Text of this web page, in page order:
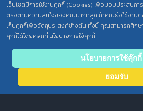
เว็บไซต์มีการใช้งานคุกกี้ (Cookies) เพื่อมอบประสบ
ตรงตามความสนใจของคุณมากที่สุด ถ้าคุณยังใช้งานต่
เก็บคุกกี้เพื่อวัตถุประสงค์ข้างต้น ทั้งนี้ คุณสามารถศึกษ
คุกกี้ได้โดยคลิกที่ นโยบายการใช้คุกกี้
นโยบายการใช้คุ๊กกี้
ยอมรับ
นโยบายการคุ้มครองข้อมูลส่วน
ประกาศความเป็นส่วนตัว (Privacy Notice) สำห